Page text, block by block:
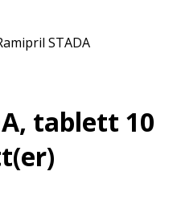
STADA
tablett 10